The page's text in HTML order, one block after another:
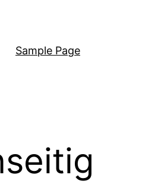
Sample Page